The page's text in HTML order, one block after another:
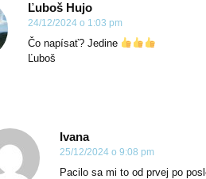
Ľuboš Hujo
24/12/2024 o 1:03 pm
Čo napísať? Jedine
Ľuboš
Ivana
25/12/2024 o 9:08 pm
Pacilo sa mi to od prvej po